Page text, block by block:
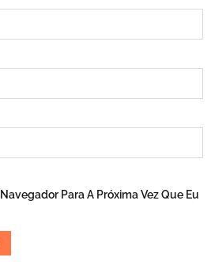
Para A Próxima Vez Que Eu